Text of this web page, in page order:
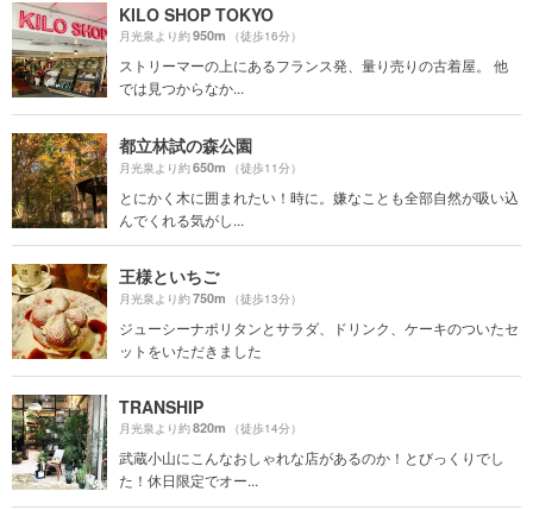
KILO SHOP TOKYO
月光泉より約950m （徒歩16分）
ストリーマーの上にあるフランス発、量り売りの古着屋。 他
では見つからなか...
都立林試の森公園
月光泉より約650m （徒歩11分）
とにかく木に囲まれたい！時に。嫌なことも全部自然が吸い込
んでくれる気がし...
王様といちご
月光泉より約750m （徒歩13分）
ジューシーナポリタンとサラダ、ドリンク、ケーキのついたセ
ットをいただきました
TRANSHIP
月光泉より約820m （徒歩14分）
武蔵小山にこんなおしゃれな店があるのか！とびっくりでし
た！休日限定でオー...